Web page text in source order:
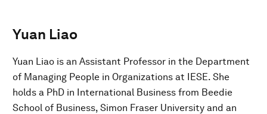
Yuan Liao
Yuan Liao is an Assistant Professor in the Department
of Managing People in Organizations at IESE. She
holds a PhD in International Business from Beedie
School of Business, Simon Fraser University and an